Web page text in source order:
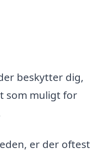
beskytter dig,
som muligt for
er der oftest